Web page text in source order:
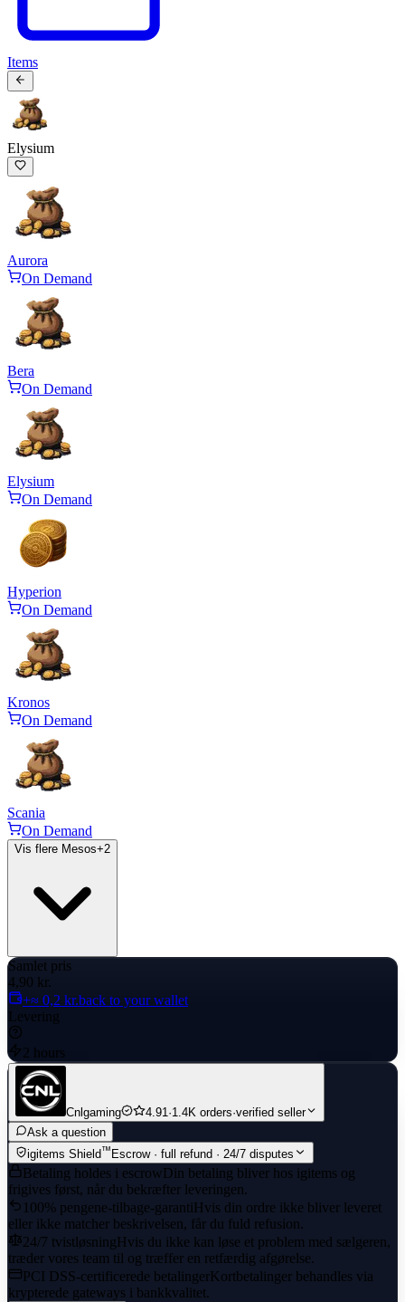
Items
Elysium
Aurora
On Demand
Bera
On Demand
Elysium
On Demand
Hyperion
On Demand
Kronos
On Demand
Scania
On Demand
Vis flere Mesos+2
Samlet pris
4,90 kr.
+≈ 0,2 kr.back to your wallet
Levering
2 hours
Cnlgaming 4.91 ·1.4K orders·verified seller
Ask a question
igitems Shield™ Escrow · full refund · 24/7 disputes
Betaling holdes i escrowDin betaling bliver hos igitems og
frigives først, når du bekræfter leveringen.
100% pengene-tilbage-garantiHvis din ordre ikke bliver leveret
eller ikke matcher beskrivelsen, får du fuld refusion.
24/7 tvistløsningHvis du ikke kan løse et problem med sælgeren,
træder vores team til og træffer en retfærdig afgørelse.
PCI DSS-certificerede betalingerKortbetalinger behandles via
krypterede gateways i bankkvalitet.